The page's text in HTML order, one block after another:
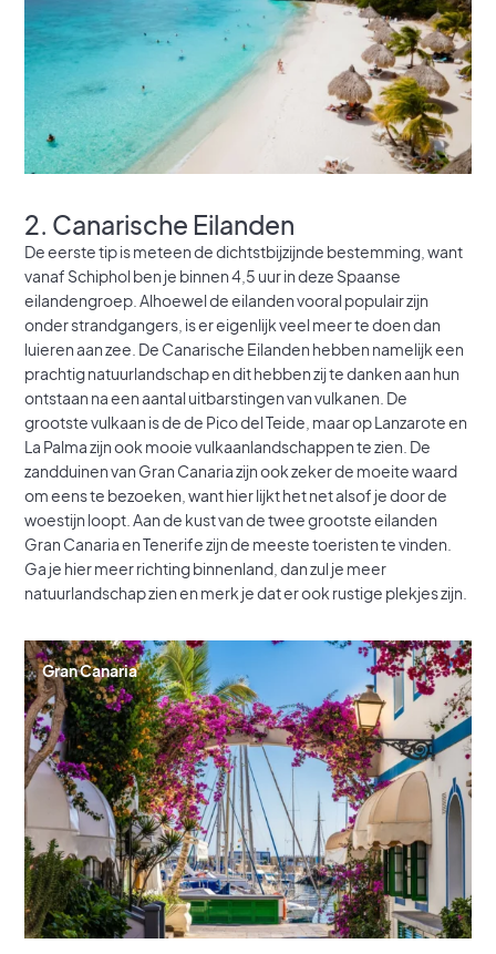
2. Canarische Eilanden
De eerste tip is meteen de dichtstbijzijnde bestemming, want
vanaf Schiphol ben je binnen 4,5 uur in deze Spaanse
eilandengroep. Alhoewel de eilanden vooral populair zijn
onder strandgangers, is er eigenlijk veel meer te doen dan
luieren aan zee. De Canarische Eilanden hebben namelijk een
prachtig natuurlandschap en dit hebben zij te danken aan hun
ontstaan na een aantal uitbarstingen van vulkanen. De
grootste vulkaan is de de Pico del Teide, maar op Lanzarote en
La Palma zijn ook mooie vulkaanlandschappen te zien. De
zandduinen van Gran Canaria zijn ook zeker de moeite waard
om eens te bezoeken, want hier lijkt het net alsof je door de
woestijn loopt. Aan de kust van de twee grootste eilanden
Gran Canaria en Tenerife zijn de meeste toeristen te vinden.
Ga je hier meer richting binnenland, dan zul je meer
natuurlandschap zien en merk je dat er ook rustige plekjes zijn.
Gran Canaria